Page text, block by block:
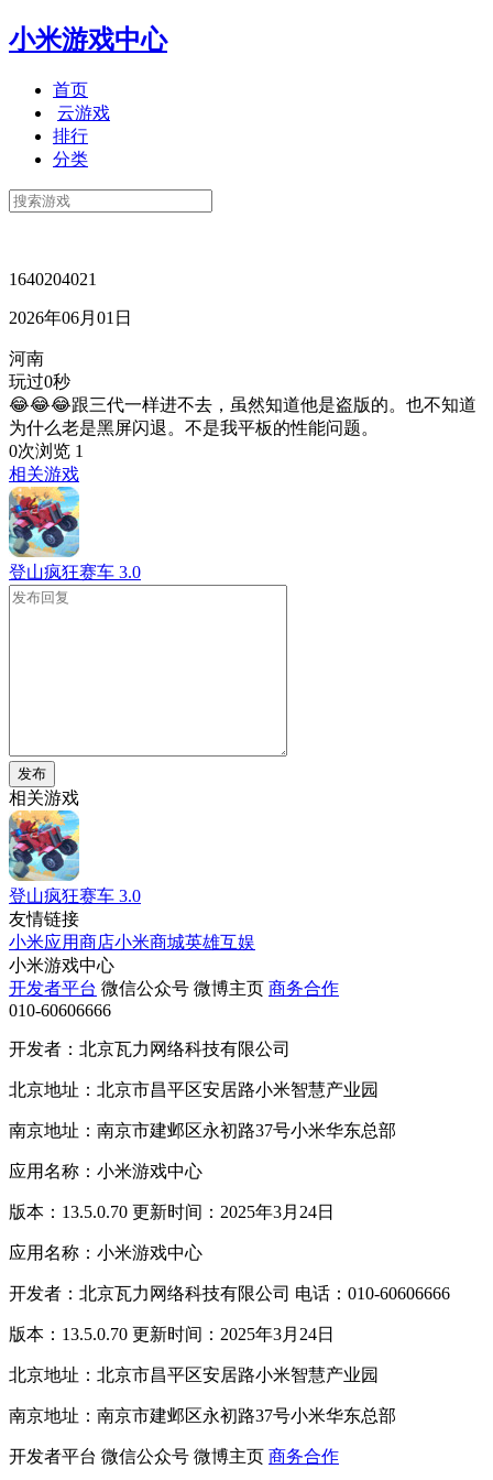
小米游戏中心
首页
云游戏
排行
分类
1640204021
2026年06月01日
河南
玩过0秒
😂😂😂跟三代一样进不去，虽然知道他是盗版的。也不知道
为什么老是黑屏闪退。不是我平板的性能问题。
0次浏览 1
相关游戏
登山疯狂赛车 3.0
发布
相关游戏
登山疯狂赛车 3.0
友情链接
小米应用商店小米商城英雄互娱
小米游戏中心
开发者平台 微信公众号 微博主页 商务合作
010-60606666
开发者：北京瓦力网络科技有限公司
北京地址：北京市昌平区安居路小米智慧产业园
南京地址：南京市建邺区永初路37号小米华东总部
应用名称：小米游戏中心
版本：13.5.0.70 更新时间：2025年3月24日
应用名称：小米游戏中心
开发者：北京瓦力网络科技有限公司 电话：010-60606666
版本：13.5.0.70 更新时间：2025年3月24日
北京地址：北京市昌平区安居路小米智慧产业园
南京地址：南京市建邺区永初路37号小米华东总部
开发者平台 微信公众号 微博主页 商务合作